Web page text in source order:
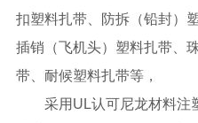
扣塑料扎带、防拆（铅封）
插销（飞机头）塑料扎带、
带、耐候塑料扎带等，
采用UL认可尼龙材料注